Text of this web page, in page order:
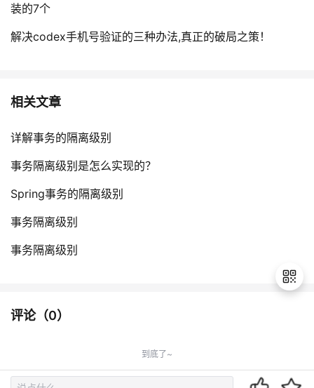
装的7个
解决codex手机号验证的三种办法,真正的破局之策！
相关文章
详解事务的隔离级别
事务隔离级别是怎么实现的？
Spring事务的隔离级别
事务隔离级别
事务隔离级别
评论（0）
到底了~